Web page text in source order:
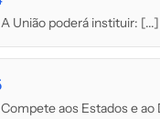
União poderá instituir:
aos Estados e